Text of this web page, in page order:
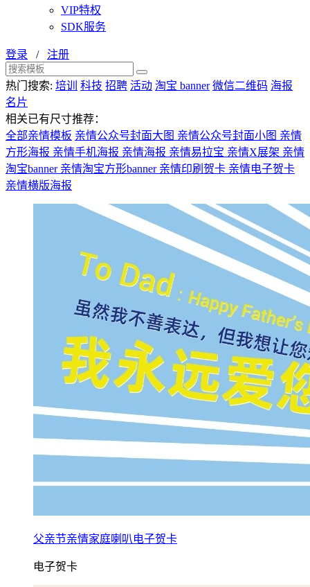
VIP特权
SDK服务
登录 / 注册
热门搜索: 培训 科技 招聘 活动 淘宝 banner 微信二维码 海报
名片
相关已有尺寸推荐：
全部亲情模板 亲情公众号封面大图 亲情公众号封面小图 亲情
方形海报 亲情手机海报 亲情海报 亲情易拉宝 亲情X展架 亲情
淘宝banner 亲情淘宝方形banner 亲情印刷贺卡 亲情电子贺卡
亲情横版海报
父亲节亲情家庭喇叭电子贺卡
电子贺卡